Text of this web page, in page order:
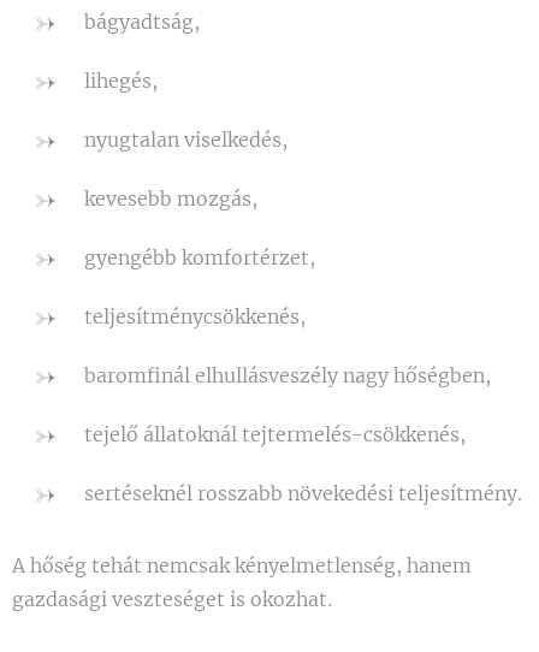
bágyadtság,
lihegés,
nyugtalan viselkedés,
kevesebb mozgás,
gyengébb komfortérzet,
teljesítménycsökkenés,
baromfinál elhullásveszély nagy hőségben,
tejelő állatoknál tejtermelés-csökkenés,
sertéseknél rosszabb növekedési teljesítmény.
A hőség tehát nemcsak kényelmetlenség, hanem
gazdasági veszteséget is okozhat.